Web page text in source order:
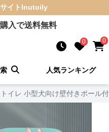
イト Inutoily
入で送料無料
0 0
人気ランキング
イレ 小型犬向け壁付きポール